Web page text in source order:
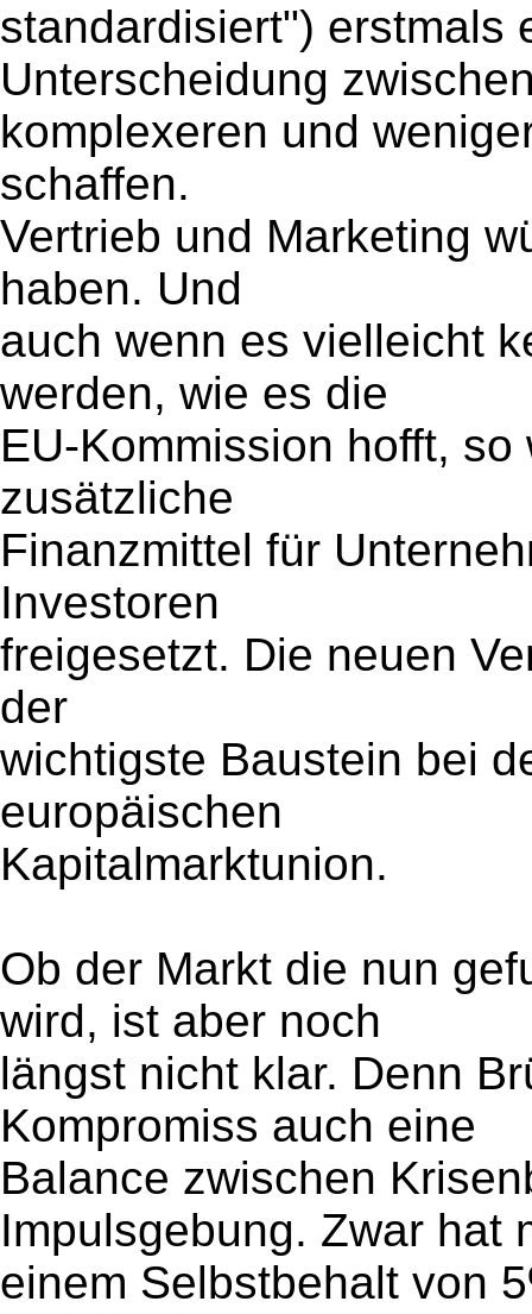
standardisiert") erstmals
Unterscheidung
komplexeren und
schaffen.
Vertrieb und Marketing
haben. Und
auch wenn es vielleicht
werden, wie es die
EU-Kommission hofft,
zusätzliche
Finanzmittel für
Investoren
freigesetzt. Die neuen
der
wichtigste Baustein bei
europäischen
Kapitalmarktunion.
Ob der Markt die nun
wird, ist aber noch
längst nicht klar. Denn
Kompromiss auch eine
Balance zwischen
Impulsgebung. Zwar hat
einem Selbstbehalt von